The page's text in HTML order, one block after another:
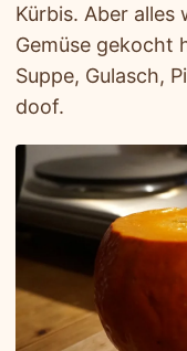
Kürbis. Aber alles
Gemüse gekocht
Suppe, Gulasch,
doof.